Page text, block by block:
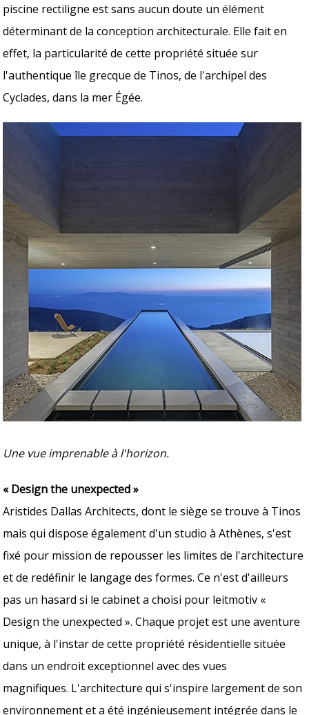
piscine rectiligne est sans aucun doute un élément
déterminant de la conception architecturale. Elle fait en
effet, la particularité de cette propriété située sur
l'authentique île grecque de Tinos, de l'archipel des
Cyclades, dans la mer Égée.
Une vue imprenable à l'horizon.
« Design the unexpected »
Aristides Dallas Architects, dont le siège se trouve à Tinos
mais qui dispose également d'un studio à Athènes, s'est
fixé pour mission de repousser les limites de l'architecture
et de redéfinir le langage des formes. Ce n'est d'ailleurs
pas un hasard si le cabinet a choisi pour leitmotiv «
Design the unexpected ». Chaque projet est une aventure
unique, à l'instar de cette propriété résidentielle située
dans un endroit exceptionnel avec des vues
magnifiques. L'architecture qui s'inspire largement de son
environnement et a été ingénieusement intégrée dans le